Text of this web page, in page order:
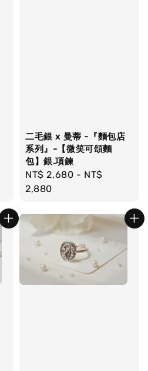
二毛銀 x 曼蒂 -『麵包店
系列』-【微笑可頌麵
包】銀.項鍊
Regular
price
NT$ 2,680 - NT$
2,880